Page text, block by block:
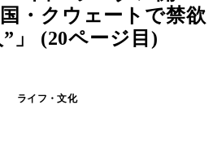
・クウェートで禁欲
」 (20ページ目)
ライフ・文化